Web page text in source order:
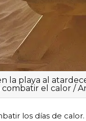
la playa al
combatir el calor /
los días de